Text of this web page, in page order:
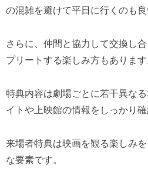
の混雑を避けて平日に行くのも良
さらに、仲間と協力して交換し
プリートする楽しみ方もあります
特典内容は劇場ごとに若干異な
イトや上映館の情報をしっかり確
来場者特典は映画を観る楽しみ
な要素です。